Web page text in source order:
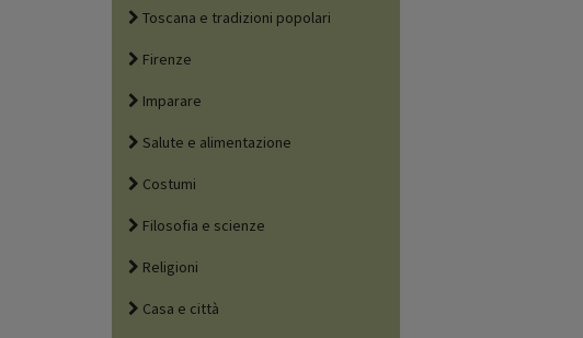
Toscana e tradizioni popolari
Firenze
Imparare
Salute e alimentazione
Costumi
Filosofia e scienze
Religioni
Casa e città